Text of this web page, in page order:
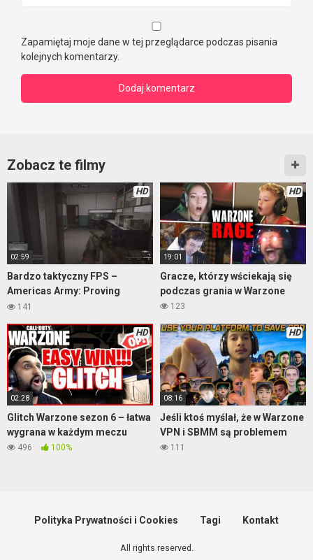
Zapamiętaj moje dane w tej przeglądarce podczas pisania
kolejnych komentarzy.
Zobacz te filmy
HD
02:59
Bardzo taktyczny FPS –
Americas Army: Proving
Grounds
141
HD
19:01
Gracze, którzy wściekają się
podczas grania w Warzone
123
HD
02:28
Glitch Warzone sezon 6 – łatwa
wygrana w każdym meczu
496 100%
HD
08:16
Jeśli ktoś myślał, że w Warzone
VPN i SBMM są problemem
111
Polityka Prywatności i Cookies Tagi Kontakt
All rights reserved.